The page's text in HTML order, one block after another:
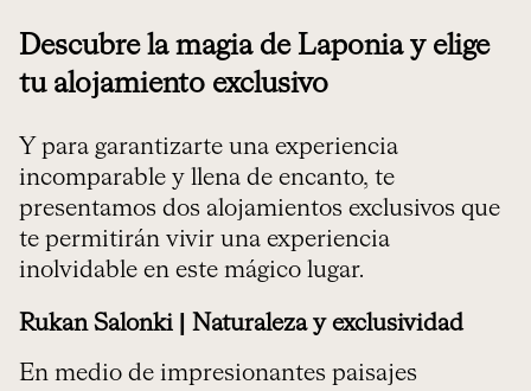
Descubre la magia de Laponia y elige
tu alojamiento exclusivo
Y para garantizarte una experiencia
incomparable y llena de encanto, te
presentamos dos alojamientos exclusivos que
te permitirán vivir una experiencia
inolvidable en este mágico lugar.
Rukan Salonki | Naturaleza y exclusividad
En medio de impresionantes paisajes